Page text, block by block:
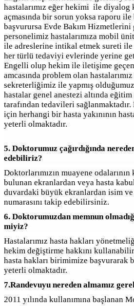
hastalarımız eğer hekimi ile diyalog
açmasında bir sorun yoksa raporu
başvurursa Evde Bakım
personelimiz hastalarımıza mobil
ile adreslerine intikal etmek sureti
her türlü tedaviyi evlerinde yerine
Engelli olup hekim ile iletişime
amcasında problem olan
sekreterliğimiz ile yapmış
hastalar genel anestezi altında
tarafından tedavileri
için herhangi bir hasta yakınının
yeterli olmaktadır.
5. Doktorumuz çağırdığında
edebiliriz?
Doktorlarımızın muayene odalarının
bulunan ekranlardan veya hasta
duvardaki büyük ekranlardan isim
numarasını takip edebilirsiniz.
6. Doktorumuzdan memnun
miyiz?
Hastalarımız hasta hakları
hekim değiştirme hakkını
hasta hakları birimimize başvurarak
yeterli olmaktadır.
7.Randevuyu nereden almamız
2011 yılında kullanımına başlanan